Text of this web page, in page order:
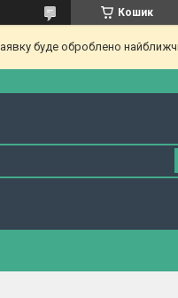
Кошик
буде оброблено